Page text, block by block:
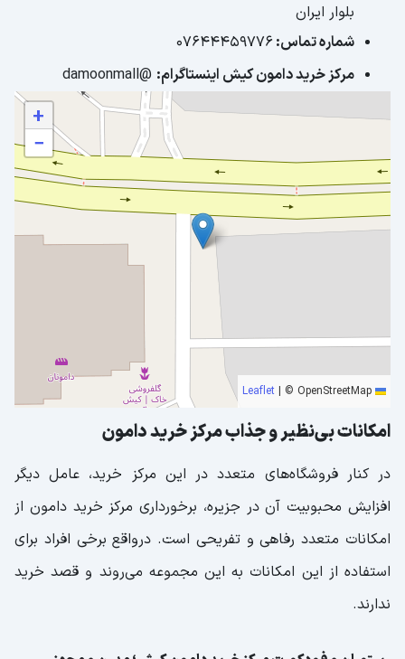
بلوار ایران
شماره تماس: ۰۷۶۴۴۴۵۹۷۷۶
مرکز خرید دامون کیش اینستاگرام: @damoonmall
+
−
| © OpenStreetMap
امکانات بی‌نظیر و جذاب مرکز خرید دامون
در کنار فروشگاه‌های متعدد در این مرکز خرید، عامل دیگر
افزایش محبوبیت آن در جزیره، برخورداری مرکز خرید دامون از
امکانات متعدد رفاهی و تفریحی است. درواقع برخی افراد برای
استفاده از این امکانات به این مجموعه می‌روند و قصد خرید
ندارند.